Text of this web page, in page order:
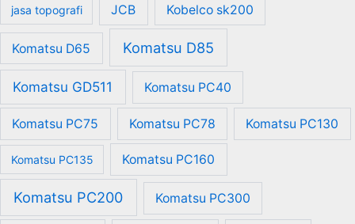
jasa topografi JCB Kobelco sk200
Komatsu D65 Komatsu D85
Komatsu GD511 Komatsu PC40
Komatsu PC75 Komatsu PC78 Komatsu PC130
Komatsu PC135 Komatsu PC160
Komatsu PC200 Komatsu PC300